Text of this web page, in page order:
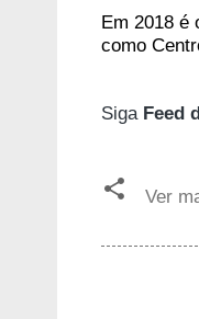
Em 2018 é
como
Siga Feed
Ver